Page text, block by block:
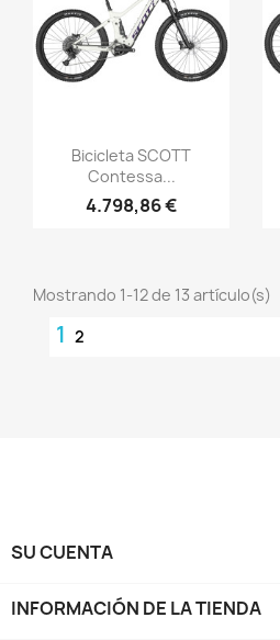
Vista rápida
Bicicleta SCOTT
Contessa...
4.798,86 €
Mostrando 1-12 de 13 artículo(s)
1 2
SU CUENTA
INFORMACIÓN DE LA TIENDA